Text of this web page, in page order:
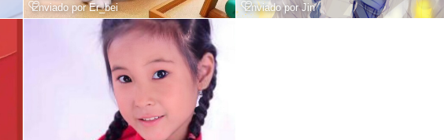
Enviado porEr_bei Enviado porJin